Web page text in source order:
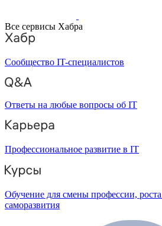
Все сервисы Хабра
Сообщество IT-специалистов
Ответы на любые вопросы об IT
Профессиональное развитие в IT
Обучение для смены профессии, роста
саморазвития